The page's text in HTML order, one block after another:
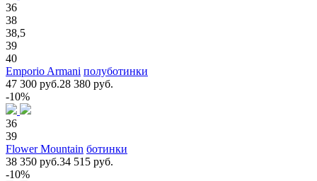
36
38
38,5
39
40
Emporio Armani полуботинки
47 300 руб.28 380 руб.
-10%
36
39
Flower Mountain ботинки
38 350 руб.34 515 руб.
-10%